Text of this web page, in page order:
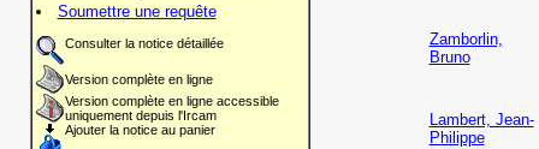
Soumettre une requête
Consulter la notice détaillée
Version complète en ligne
Version complète en ligne accessible
uniquement depuis l'Ircam
Ajouter la notice au panier
Zamborlin,
Bruno
Lambert, Jean-
Philippe